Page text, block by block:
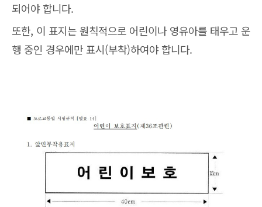
되어야 합니다.
또한, 이 표지는 원칙적으로 어린이나 영유아를 태우고 운
행 중인 경우에만 표시(부착)하여야 합니다.